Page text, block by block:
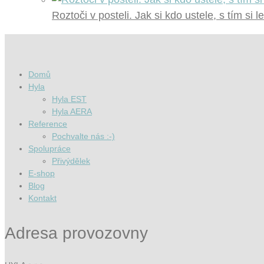
Roztoči v posteli. Jak si kdo ustele, s tím si
Domů
Hyla
Hyla EST
Hyla AERA
Reference
Pochvalte nás :-)
Spolupráce
Přivýdělek
E-shop
Blog
Kontakt
Adresa provozovny